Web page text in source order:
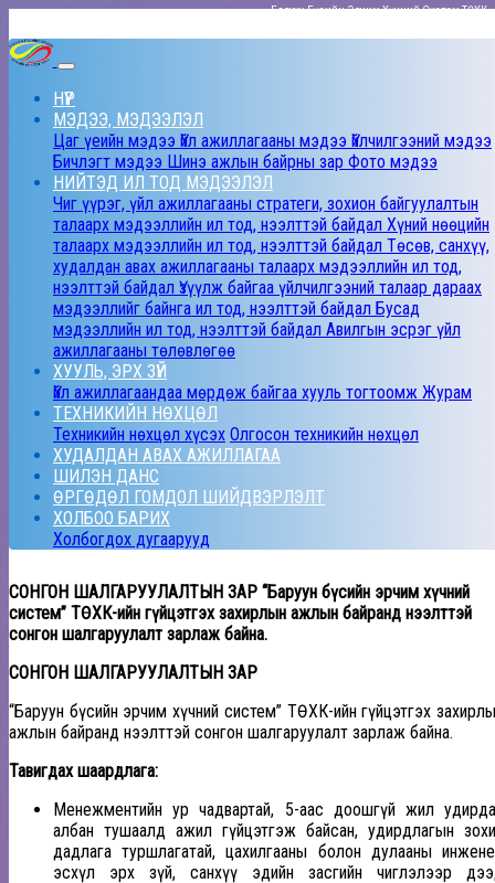
Баруун Бүсийн Эрчим Хүчний Систем ТӨХК
НҮҮР
МЭДЭЭ, МЭДЭЭЛЭЛ
Цаг үеийн мэдээ Үйл ажиллагааны мэдээ Үйлчилгээний мэдээ
Бичлэгт мэдээ Шинэ ажлын байрны зар Фото мэдээ
НИЙТЭД ИЛ ТОД МЭДЭЭЛЭЛ
Чиг үүрэг, үйл ажиллагааны стратеги, зохион байгуулалтын
талаарх мэдээллийн ил тод, нээлттэй байдал Хүний нөөцийн
талаарх мэдээллийн ил тод, нээлттэй байдал Төсөв, санхүү,
худалдан авах ажиллагааны талаарх мэдээллийн ил тод,
нээлттэй байдал Үзүүлж байгаа үйлчилгээний талаар дараах
мэдээллийг байнга ил тод, нээлттэй байдал Бусад
мэдээллийн ил тод, нээлттэй байдал Авилгын эсрэг үйл
ажиллагааны төлөвлөгөө
ХУУЛЬ, ЭРХ ЗҮЙ
Үйл ажиллагаандаа мөрдөж байгаа хууль тогтоомж Журам
ТЕХНИКИЙН НӨХЦӨЛ
Техникийн нөхцөл хүсэх Олгосон техникийн нөхцөл
ХУДАЛДАН АВАХ АЖИЛЛАГАА
ШИЛЭН ДАНС
ӨРГӨДӨЛ ГОМДОЛ ШИЙДВЭРЛЭЛТ
ХОЛБОО БАРИХ
Холбогдох дугаарууд
СОНГОН ШАЛГАРУУЛАЛТЫН ЗАР “Баруун бүсийн эрчим хүчний
систем” ТӨХК-ийн гүйцэтгэх захирлын ажлын байранд нээлттэй
сонгон шалгаруулалт зарлаж байна.
СОНГОН ШАЛГАРУУЛАЛТЫН ЗАР
“Баруун бүсийн эрчим хүчний систем” ТӨХК-ийн гүйцэтгэх
ажлын байранд нээлттэй сонгон шалгаруулалт зарлаж байна.
Тавигдах шаардлага:
Менежментийн ур чадвартай, 5-аас доошгүй жил
албан тушаалд ажил гүйцэтгэж байсан, удирдлагын
дадлага туршлагатай, цахилгааны болон дулааны
эсхүл эрх зүй, санхүү эдийн засгийн чиглэлээр